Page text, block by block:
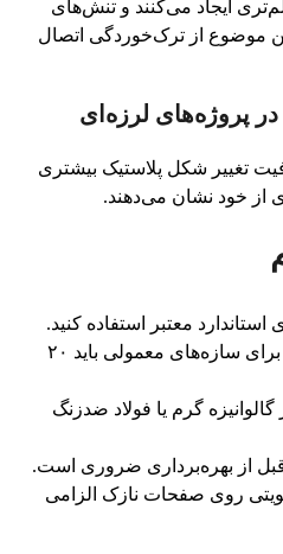
ایجاد می‌کنند و تنش‌های
موضوع از ترک‌خوردگی اتصال
پروژه‌های لرزه‌ای
تغییر شکل پلاستیک بیشتری
از خود نشان می‌دهند.
معتبر استفاده کنید.
حداقل ضخامت صفحه برای سازه‌های معمولی باید ۲۰
گرم یا فولاد ضدزنگ
روی صفحات نازک الزامی